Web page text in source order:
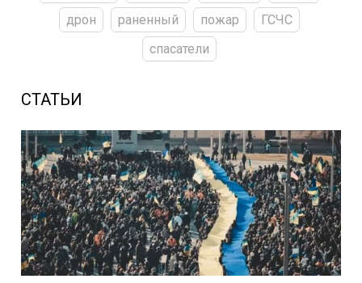
дрон
раненный пожар
ГСЧС
спасатели
СТАТЬИ